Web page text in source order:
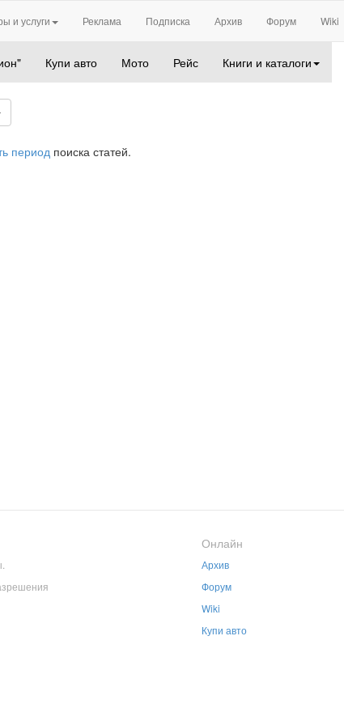
и услуги Реклама Подписка Архив Форум Wiki
Купи авто Мото Рейс Книги и каталоги
период поиска статей.
Онлайн
Архив
Форум
Wiki
Купи авто